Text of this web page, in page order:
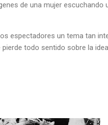
de una mujer escuchando
espectadores un tema tan
todo sentido sobre la